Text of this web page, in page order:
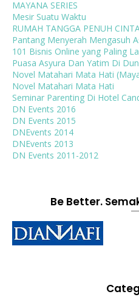
MAYANA SERIES
Mesir Suatu Waktu
RUMAH TANGGA PENUH
Pantang Menyerah Mengasuh
101 Bisnis Online yang Paling
Puasa Asyura Dan Yatim Di
Novel Matahari Mata Hati
Novel Matahari Mata Hati
Seminar Parenting Di Hotel
DN Events 2016
DN Events 2015
DNEvents 2014
DNEvents 2013
DN Events 2011-2012
Be Better.